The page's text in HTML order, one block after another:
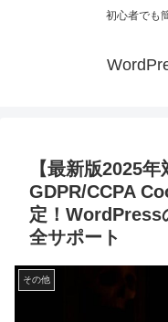
初心者でも
【最新版2025
GDPR/CCPA
定！WordPress
全サポート
その他